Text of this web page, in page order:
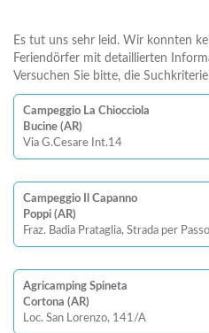
Es tut uns sehr leid. Wir konnten
Feriendörfer mit detaillierten
Versuchen Sie bitte, die
Campeggio La Chiocciola
Bucine (AR)
Via G.Cesare Int.14
Campeggio Il Capanno
Poppi (AR)
Fraz. Badia Prataglia, Strada per
Agricamping Spineta
Cortona (AR)
Loc. San Lorenzo, 141/A